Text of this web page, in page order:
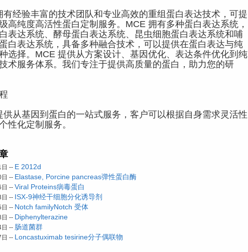
验丰富的技术团队和专业高效的重组蛋白表达技术，可提
高纯度高活性蛋白定制服务。MCE 拥有多种蛋白表达系统，
表达系统、酵母蛋白表达系统、昆虫细胞蛋白表达系统和哺
白表达系统，具备多种融合技术，可以提供在蛋白表达与纯
选择。MCE 提供从方案设计、基因优化、表达条件优化到纯
术服务体系。我们专注于提供高质量的蛋白，助力您的研
基因到蛋白的一站式服务，客户可以根据自身需求灵活性
性化定制服务。
-- E 2012d
-- Elastase, Porcine pancreas弹性蛋白酶
-- Viral Proteins病毒蛋白
-- ISX-9神经干细胞分化诱导剂
-- Notch familyNotch 受体
-- Diphenylterazine
-- 肠道菌群
-- Loncastuximab tesirine分子偶联物